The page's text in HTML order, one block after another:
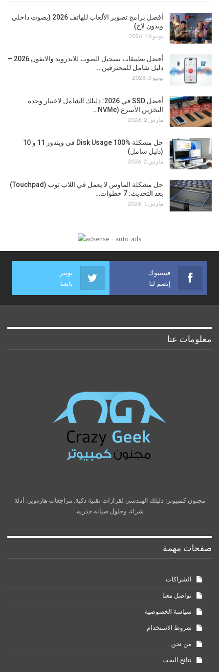
أفضل برامج تصوير الألعاب للهاتف 2026 (بصوت داخلي
وبدون لاج)
يونيو 16, 2026
أفضل تطبيقات تسجيل الصوت للاندرويد والايفون 2026 –
دليل شامل للمحترفين…
يونيو 3, 2026
أفضل SSD في 2026: دليلك الشامل لاختيار وحدة
التخزين الأسرع (NVMe…
مارس 2, 2026
حل مشكلة Disk Usage 100% في ويندوز 11 و 10
(دليل شامل)
مارس 2, 2026
حل مشكلة الماوس لا يعمل في اللاب توب (Touchpad)
بعد التحديث: 7 خطوات…
مارس 1, 2026
فيسبوك
إنضم لنا
تويتر
تابعنا
معلومات عنا
مجنون كمبيوتر: دليلك الهندسي لقرارات تقنية ذكية. مراجعات هاردوير، أدلة
شراء، وحلول صيانة جذرية.
صفحات مهمة
الشراكات
تواصل معنا
سياسة الخصوصية
شروط الاستخدام
من نحن
نتائج البحث